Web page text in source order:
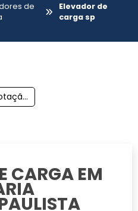
de
Elevador de
carga sp
Cotação Elevador De Carga
CARGA EM